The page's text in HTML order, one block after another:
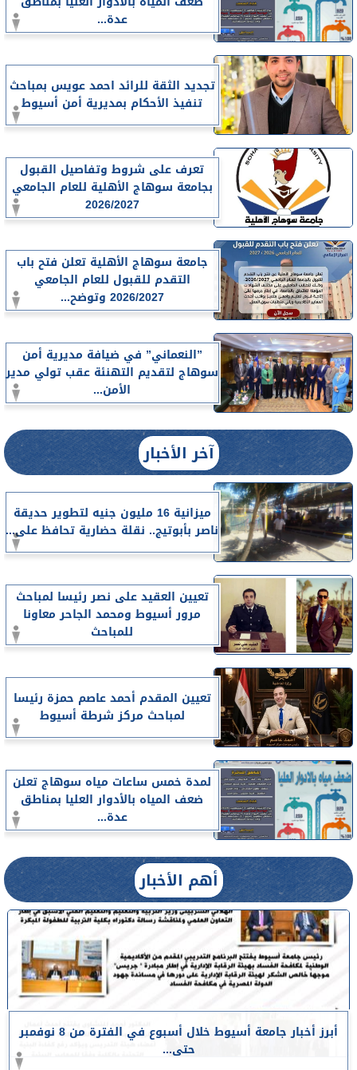
عدة...
تجديد الثقة للرائد احمد عويس بمباحث
تنفيذ الأحكام بمديرية أمن أسيوط
تعرف على شروط وتفاصيل القبول
بجامعة سوهاج الأهلية للعام الجامعي
2026/2027
جامعة سوهاج الأهلية تعلن فتح باب
التقدم للقبول للعام الجامعي
2026/2027 وتوضح...
”النعماني” في ضيافة مديرية أمن
سوهاج لتقديم التهنئة عقب تولي مدير
الأمن...
آخر الأخبار
ميزانية 16 مليون جنيه لتطوير حديقة
ناصر بأبوتيج.. نقلة حضارية تحافظ على...
تعيين العقيد على نصر رئيسا لمباحث
مرور أسيوط ومحمد الجاحر معاونا
للمباحث
تعيين المقدم أحمد عاصم حمزة رئيسا
لمباحث مركز شرطة أسيوط
لمدة خمس ساعات مياه سوهاج تعلن
ضعف المياه بالأدوار العليا بمناطق
عدة...
أهم الأخبار
أبرز أخبار جامعة أسيوط خلال أسبوع في الفترة من 8 نوفمبر
حتى...